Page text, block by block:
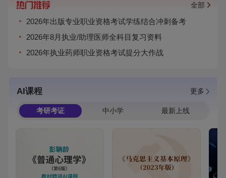
全部
2026年出版专业职业资格考试学练结合冲刺备考
2026年8月执业/助理医师全科目复习资料
2026年执业药师职业资格考试提分大作战
AI课程 更多
考研考证 中小学 最新上线